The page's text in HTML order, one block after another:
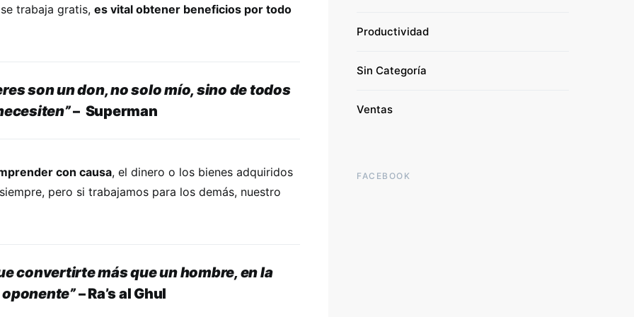
trabaja gratis, es vital obtener beneficios por todo
son un don, no solo mío, sino de todos
– Superman
con causa, el dinero o los bienes adquiridos
pero si trabajamos para los demás, nuestro
convertirte más que un hombre, en la
– Ra’s al Ghul
Productividad
Sin Categoría
Ventas
FACEBOOK